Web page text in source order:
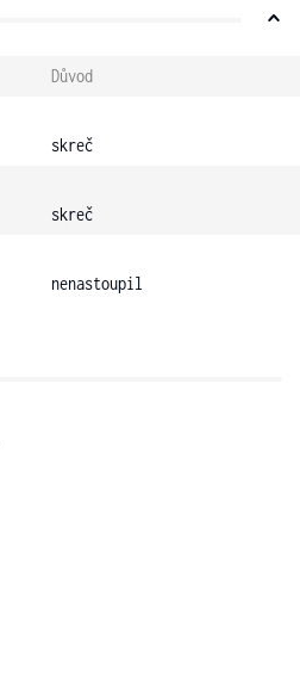
Důvod
skreč
skreč
nenastoupil